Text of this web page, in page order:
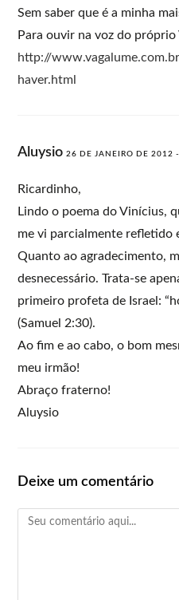
Sem saber que é a minha
Para ouvir na voz do próprio
http://
haver.html
Aluysio26 DE JANEIRO DE 2012
Ricardinho,
Lindo o poema do Vinícius,
me vi parcialmente refletido
Quanto ao agradecimento,
desnecessário. Trata-se
primeiro profeta de Israel:
(Samuel 2:30).
Ao fim e ao cabo, o bom
meu irmão!
Abraço fraterno!
Aluysio
Deixe um comentário